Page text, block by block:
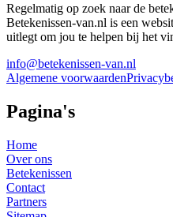
Regelmatig op zoek naar de
Betekenissen-van.nl is een
uitlegt om jou te helpen bij het
info@betekenissen-van.nl
Algemene voorwaarden
Pagina's
Home
Over ons
Betekenissen
Contact
Partners